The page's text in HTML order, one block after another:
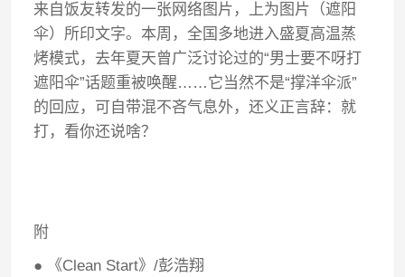
来自饭友转发的一张网络图片，上为图片（遮阳
伞）所印文字。本周，全国多地进入盛夏高温蒸
烤模式，去年夏天曾广泛讨论过的“男士要不呀打
遮阳伞”话题重被唤醒……它当然不是“撑洋伞派”
的回应，可自带混不吝气息外，还义正言辞：就
打，看你还说啥？
附
● 《Clean Start》/彭浩翔